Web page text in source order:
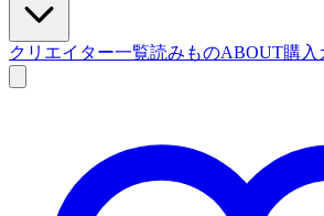
クリエイター一覧読みものABOUT購入